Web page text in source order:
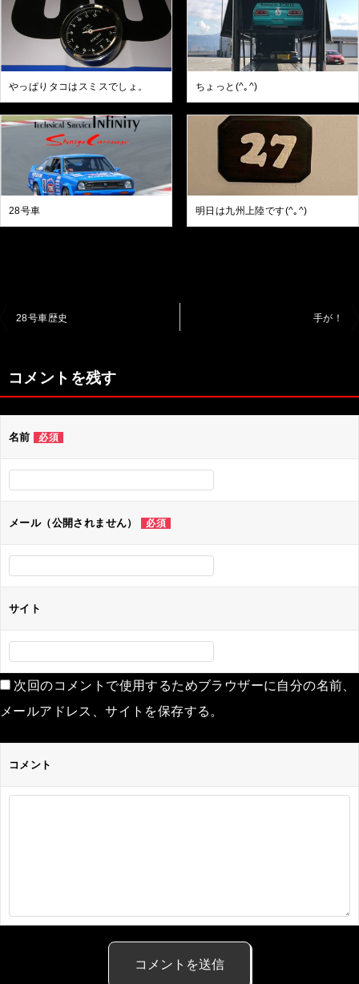
やっぱりタコはスミスでしょ。 ちょっと(^｡^)
28号車 明日は九州上陸です(^｡^)
ビ
ゲ
ー
シ
ョ
ン
28号車歴史 手が！
コメントを残す
名前 必須
メール（公開されません） 必須
サイト
次回のコメントで使用するためブラウザーに自分の名前、
メールアドレス、サイトを保存する。
コメント